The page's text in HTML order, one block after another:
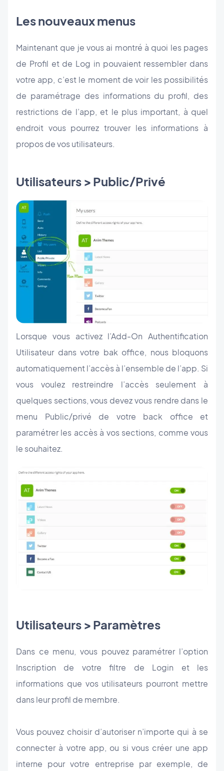
Les nouveaux menus
Maintenant que je vous ai montré à quoi les pages
de Profil et de Log in pouvaient ressembler dans
votre app, c’est le moment de voir les possibilités
de paramétrage des informations du profil, des
restrictions de l’app, et le plus important, à quel
endroit vous pourrez trouver les informations à
propos de vos utilisateurs.
Utilisateurs > Public/Privé
Lorsque vous activez l’Add-On Authentification
Utilisateur dans votre bak office, nous bloquons
automatiquement l’accès à l’ensemble de l’app. Si
vous voulez restreindre l’accès seulement à
quelques sections, vous devez vous rendre dans le
menu Public/privé de votre back office et
paramétrer les accès à vos sections, comme vous
le souhaitez.
Utilisateurs > Paramètres
Dans ce menu, vous pouvez paramétrer l’option
Inscription de votre filtre de Login et les
informations que vos utilisateurs pourront mettre
dans leur profil de membre.
Vous pouvez choisir d’autoriser n’importe qui à se
connecter à votre app, ou si vous créer une app
interne pour votre entreprise par exemple, de